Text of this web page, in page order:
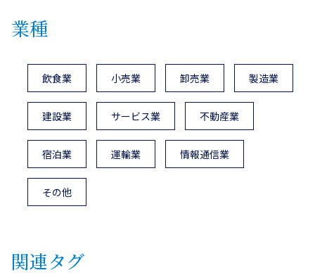
業種
飲食業 小売業 卸売業 製造業
建設業 サービス業 不動産業
宿泊業 運輸業 情報通信業
その他
関連タグ